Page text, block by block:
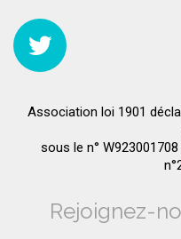
Association loi 1901
sous le n°
Rejoignez-